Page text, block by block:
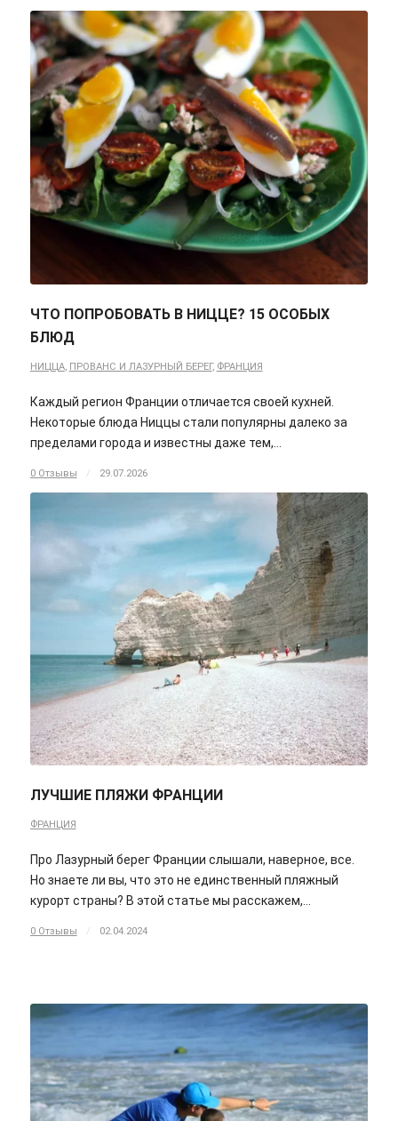
ЧТО ПОПРОБОВАТЬ В НИЦЦЕ? 15 ОСОБЫХ
БЛЮД
НИЦЦА, ПРОВАНС И ЛАЗУРНЫЙ БЕРЕГ, ФРАНЦИЯ
Каждый регион Франции отличается своей кухней.
Некоторые блюда Ниццы стали популярны далеко за
пределами города и известны даже тем,…
0 Отзывы / 29.07.2026
ЛУЧШИЕ ПЛЯЖИ ФРАНЦИИ
ФРАНЦИЯ
Про Лазурный берег Франции слышали, наверное, все.
Но знаете ли вы, что это не единственный пляжный
курорт страны? В этой статье мы расскажем,…
0 Отзывы / 02.04.2024